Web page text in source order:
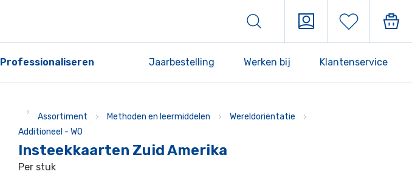
Professionaliseren Jaarbestelling Werken bij Klantenservice
Assortiment Methoden en leermiddelen
Wereldoriëntatie
Additioneel - WO
Insteekkaarten Zuid Amerika
Per stuk